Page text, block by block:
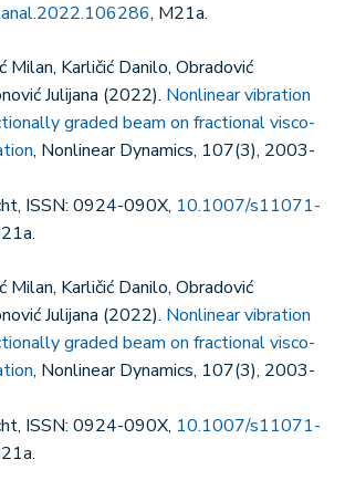
, M21a.
Milan, Karličić Danilo, Obradović
Julijana (2022). Nonlinear vibration
graded beam on fractional visco-
, Nonlinear Dynamics, 107(3), 2003-
ISSN: 0924-090X, 10.1007/s11071-
Milan, Karličić Danilo, Obradović
Julijana (2022). Nonlinear vibration
graded beam on fractional visco-
, Nonlinear Dynamics, 107(3), 2003-
ISSN: 0924-090X, 10.1007/s11071-